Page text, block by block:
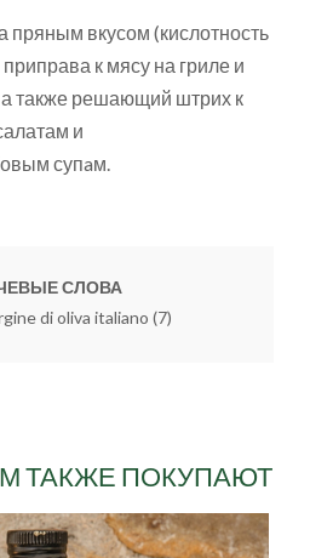
пряным вкусом (кислотность
к мясу на гриле и
также решающий штрих к
и
супaм.
СЛОВА
di oliva italiano (7)
ТАКЖЕ ПОКУПАЮТ